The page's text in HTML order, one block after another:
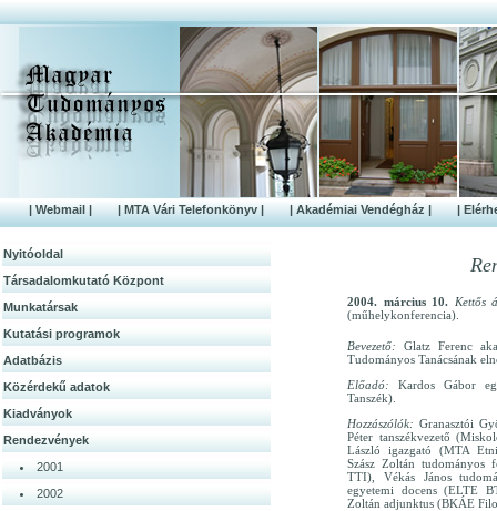
| Webmail | | MTA Vári Telefonkönyv | | Akadémiai Vendégház | |
Nyitóoldal
Társadalomkutató Központ
Munkatársak
Kutatási programok
Adatbázis
Közérdek­ű adatok
Kiadványok
Rendezvények
2001
2002
2004. március 10. Kettős
(műhelykonferencia).
Bevezető: Glatz Ferenc
Tudományos Tanácsának
Előadó:Kardos Gábor
Tanszék).
Hozzászólók: Granasztói
Péter tanszékvezető
László igazgató (MTA
Szász Zoltán tudományos
TTI), Vékás János
egyetemi docens (ELTE
Zoltán adjunktus (BKÁE